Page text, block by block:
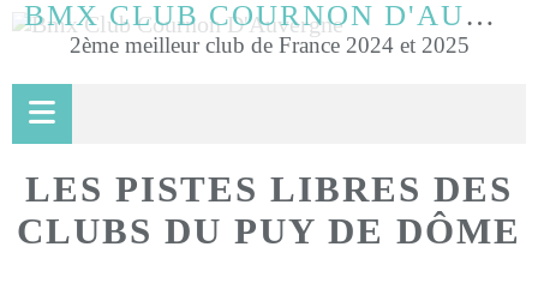
BMX CLUB COURNON D'AUVERGNE
2ème meilleur club de France 2024 et 2025
LES PISTES LIBRES DES
CLUBS DU PUY DE DÔME